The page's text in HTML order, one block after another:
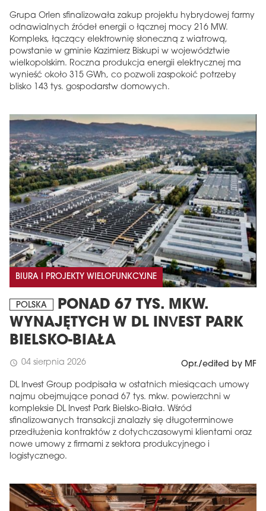
Grupa Orlen sfinalizowała zakup projektu hybrydowej farmy
odnawialnych źródeł energii o łącznej mocy 216 MW.
Kompleks, łączący elektrownię słoneczną z wiatrową,
powstanie w gminie Kazimierz Biskupi w województwie
wielkopolskim. Roczna produkcja energii elektrycznej ma
wynieść około 315 GWh, co pozwoli zaspokoić potrzeby
blisko 143 tys. gospodarstw domowych.
BIURA I PROJEKTY WIELOFUNKCYJNE
POLSKA
PONAD 67 TYS. MKW.
WYNAJĘTYCH W DL INVEST PARK
BIELSKO-BIAŁA
schedule 04 sierpnia 2026 Opr./edited by MF
DL Invest Group podpisała w ostatnich miesiącach umowy
najmu obejmujące ponad 67 tys. mkw. powierzchni w
kompleksie DL Invest Park Bielsko-Biała. Wśród
sfinalizowanych transakcji znalazły się długoterminowe
przedłużenia kontraktów z dotychczasowymi klientami oraz
nowe umowy z firmami z sektora produkcyjnego i
logistycznego.